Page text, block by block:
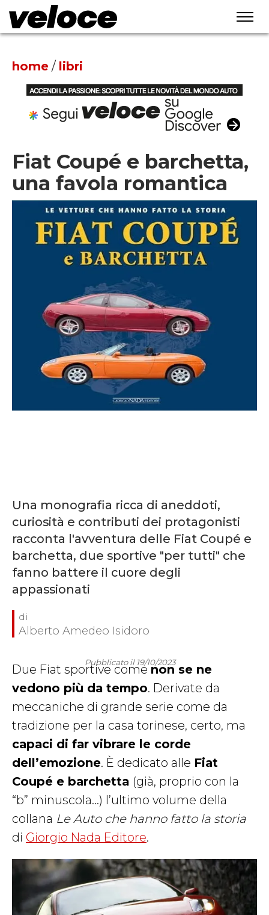
home / libri
Fiat Coupé e barchetta,
una favola romantica
Una monografia ricca di aneddoti,
curiosità e contributi dei protagonisti
racconta l'avventura delle Fiat Coupé e
barchetta, due sportive "per tutti" che
fanno battere il cuore degli
appassionati
Alberto Amedeo Isidoro
Pubblicato il 19/10/2023
Due Fiat sportive comenon se ne
vedono più da tempo. Derivate da
meccaniche di grande serie come da
tradizione per la casa torinese, certo, ma
capaci di far vibrare le corde
dell’emozione. È dedicato alle Fiat
Coupé e barchetta (già, proprio con la
“b” minuscola…) l’ultimo volume della
collana Le Auto che hanno fatto la storia
di Giorgio Nada Editore.